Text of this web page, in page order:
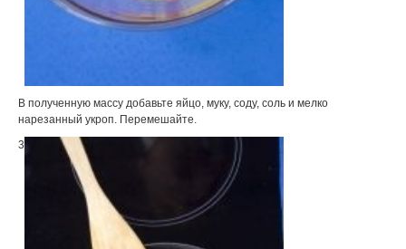
В полученную массу добавьте яйцо, муку, соду, соль и мелко
нарезанный укроп. Перемешайте.
3